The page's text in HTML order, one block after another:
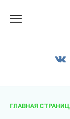
ГЛАВНАЯ